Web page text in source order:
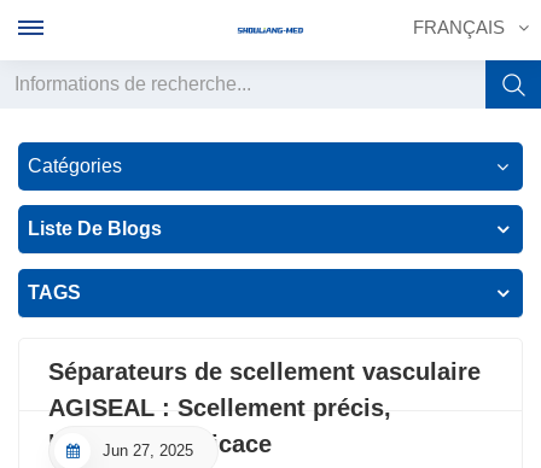
FRANÇAIS
English
français
Deutsch
italiano
español
Catégories
Liste De Blogs
TAGS
Séparateurs de scellement vasculaire
AGISEAL : Scellement précis,
hémostase efficace
Jun 27, 2025